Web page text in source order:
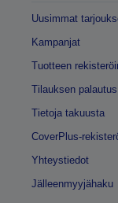
Uusimmat
Kampanjat
Tuotteen
Tilauksen palautus
Tietoja takuusta
CoverPlus-
Yhteystiedot
Jälleenmyyjähaku